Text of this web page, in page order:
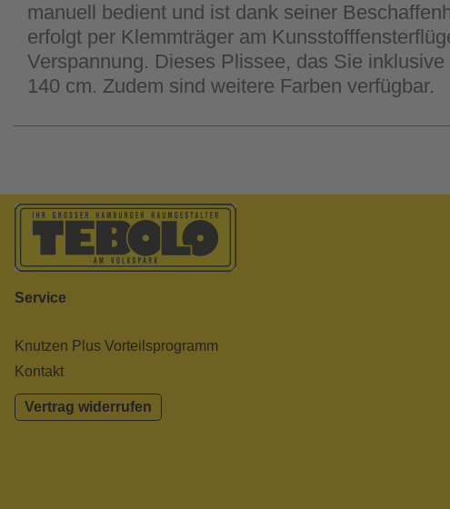
manuell bedient und ist dank seiner
erfolgt per Klemmträger am
Verspannung. Dieses Plissee, das Sie
140 cm. Zudem sind weitere Farben verfügbar.
Service
Knutzen Plus Vorteilsprogramm
Kontakt
Vertrag widerrufen